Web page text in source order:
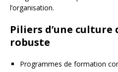
l’organisation.
Piliers d’une culture
robuste
Programmes de formation